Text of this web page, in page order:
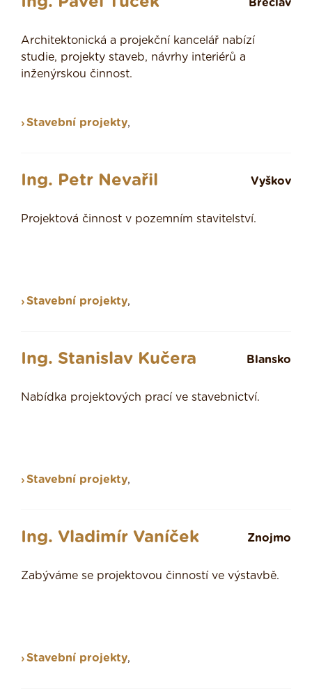
Břeclav
Architektonická a projekční kancelář nabízí
studie, projekty staveb, návrhy interiérů a
inženýrskou činnost.
Stavební projekty,
Ing. Petr Nevařil Vyškov
Projektová činnost v pozemním stavitelství.
Stavební projekty,
Ing. Stanislav Kučera Blansko
Nabídka projektových prací ve stavebnictví.
Stavební projekty,
Ing. Vladimír Vaníček Znojmo
Zabýváme se projektovou činností ve výstavbě.
Stavební projekty,